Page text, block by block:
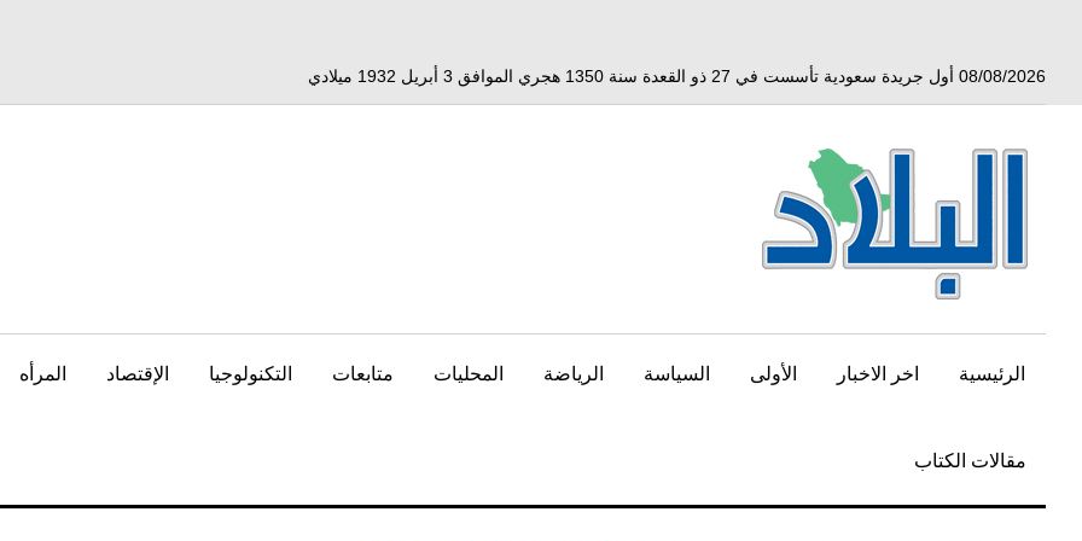
08/08/2026 أول جريدة سعودية تأسست في 27 ذو القعدة سنة 1350 هجري الموافق 3 أبريل 1932 ميلادي
الرئيسية اخر الاخبار الأولى السياسة الرياضة المحليات متابعات التكنولوجيا الإقتصاد المرأه
مقالات الكتاب